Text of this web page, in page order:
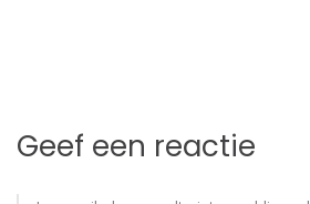
Geef een reactie